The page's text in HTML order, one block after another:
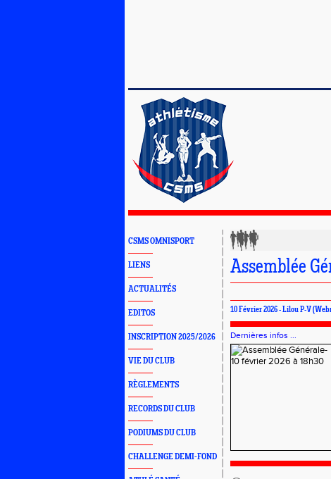
CSMS OMNISPORT
LIENS
ACTUALITÉS
EDITOS
INSCRIPTION 2025/2026
VIE DU CLUB
RÈGLEMENTS
RECORDS DU CLUB
PODIUMS DU CLUB
CHALLENGE DEMI-FOND
Assemblée
10 Février 2026 - Lilou P-V
Dernières infos ...